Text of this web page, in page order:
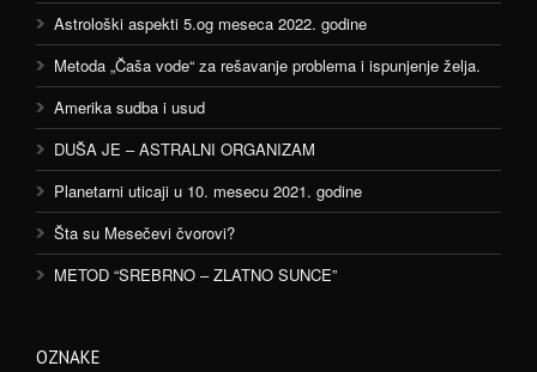
Astrološki aspekti 5.og meseca 2022. godine
Metoda „Čaša vode“ za rešavanje problema i ispunjenje želja.
Amerika sudba i usud
DUŠA JE – ASTRALNI ORGANIZAM
Planetarni uticaji u 10. mesecu 2021. godine
Šta su Mesečevi čvorovi?
METOD “SREBRNO – ZLATNO SUNCE”
OZNAKE